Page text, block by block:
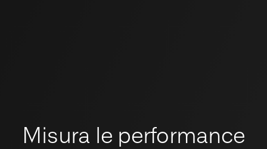
Misura le performance